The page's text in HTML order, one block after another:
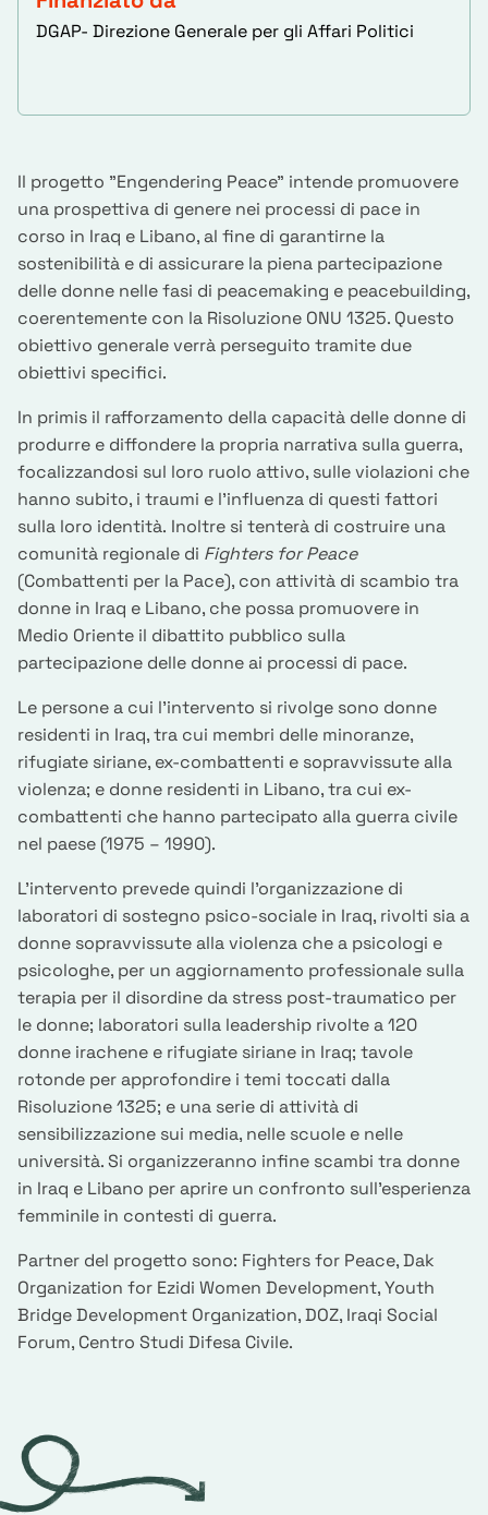
DGAP- Direzione Generale per gli Affari Politici
Il progetto "Engendering Peace" intende promuovere
una prospettiva di genere nei processi di pace in
corso in Iraq e Libano, al fine di garantirne la
sostenibilità e di assicurare la piena partecipazione
delle donne nelle fasi di peacemaking e peacebuilding,
coerentemente con la Risoluzione ONU 1325. Questo
obiettivo generale verrà perseguito tramite due
obiettivi specifici.
In primis il rafforzamento della capacità delle donne di
produrre e diffondere la propria narrativa sulla guerra,
focalizzandosi sul loro ruolo attivo, sulle violazioni che
hanno subito, i traumi e l’influenza di questi fattori
sulla loro identità. Inoltre si tenterà di costruire una
comunità regionale di Fighters for Peace
(Combattenti per la Pace), con attività di scambio tra
donne in Iraq e Libano, che possa promuovere in
Medio Oriente il dibattito pubblico sulla
partecipazione delle donne ai processi di pace.
Le persone a cui l’intervento si rivolge sono donne
residenti in Iraq, tra cui membri delle minoranze,
rifugiate siriane, ex-combattenti e sopravvissute alla
violenza; e donne residenti in Libano, tra cui ex-
combattenti che hanno partecipato alla guerra civile
nel paese (1975 – 1990).
L’intervento prevede quindi l’organizzazione di
laboratori di sostegno psico-sociale in Iraq, rivolti sia a
donne sopravvissute alla violenza che a psicologi e
psicologhe, per un aggiornamento professionale sulla
terapia per il disordine da stress post-traumatico per
le donne; laboratori sulla leadership rivolte a 120
donne irachene e rifugiate siriane in Iraq; tavole
rotonde per approfondire i temi toccati dalla
Risoluzione 1325; e una serie di attività di
sensibilizzazione sui media, nelle scuole e nelle
università. Si organizzeranno infine scambi tra donne
in Iraq e Libano per aprire un confronto sull’esperienza
femminile in contesti di guerra.
Partner del progetto sono: Fighters for Peace, Dak
Organization for Ezidi Women Development, Youth
Bridge Development Organization, DOZ, Iraqi Social
Forum, Centro Studi Difesa Civile.